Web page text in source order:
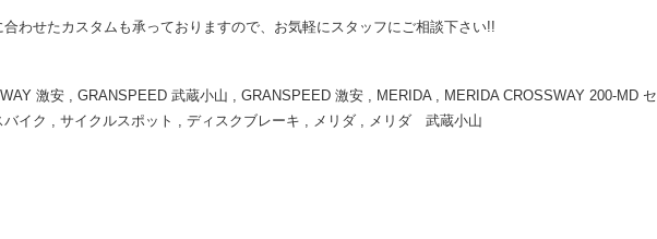
わせたカスタムも承っておりますので、お気軽にスタッフにご相談下さい!!
激安 , GRANSPEED 武蔵小山 , GRANSPEED 激安 , MERIDA, MERIDA CROSSWAY 200-MD セ
バイク , サイクルスポット , ディスクブレーキ , メリダ , メリダ 武蔵小山